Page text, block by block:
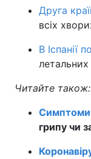
Друга
всіх
В Іспанії
летальних
Читайте також:
Симптоми
грипу чи